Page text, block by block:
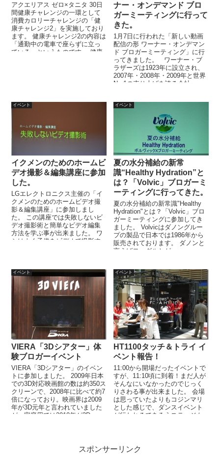
アクエリアス ゼロ×タニタ 30日
間健康チャレンジの一環として
消費カロリーチャレンジの「健
康チャレンジ2」を実施しており
ます。 健康チャレンジ2の内容は
「通勤中の電車で座らずに立っ
ている」というものです。 健康
ナー・オンデマンド ブロ
ガーミーティングに行って
きた。
1月7日に行われた「新しい動画
配信の形 ワーナー・オンデマン
ド ブロガーミーティング」に行
ってきました。 ワーナー・ブ
ラザーズは1923年に設立され、
2007年・2008年・2009年と世界
No.1の売り上げを誇る会社...
イベント
イクメンのためのホームビ
デオ撮影＆編集講座に参加
した。
LGエレクトロニクス主催の「イ
クメンのためのホームビデオ撮
影＆編集講座」に参加しまし
た。 この講座では失敗しないビ
デオ撮影術と簡単なビデオ編集
方法を学ぶ事が出来ました。 ワ
シはよく子供をビデオで撮影す
イベント
夏の水分補給の新常
識“Healthy Hydration”と
は？「Volvic」ブロガーミ
ーティングに行ってきた。
夏の水分補給の新常識"Healthy
Hydration"とは？「Volvic」ブロ
ガーミーティングに参加してき
ました。 Volvicはダノングルー
プの製品で日本では1986年から
販売されております。 ダノンと
言えばヨーグルとが...
イベント
VIERA「3Dシアター」体
験ブロガーイベント
VIERA「3Dシアター」のイベン
トに参加しました。 2009年日本
での3D対応映画館の数は約350ス
クリーンで、2008年に比べて約7
倍になっており。映画界は2009
年が3D元年と言われていました
が、家庭用では2010年が3D...
イベント
HT1100タッチ＆トライ イ
ベント報告！
11:00から開場だったイベントで
すが、11:10頃に到着！まだ人が
そんなにいなかったのでじっく
りさわる事が出来ました。 会場
は思っていたよりもコジンマリ
とした感じで、ダンスイベント
が行われるであろうステージも
スポンサーリンク